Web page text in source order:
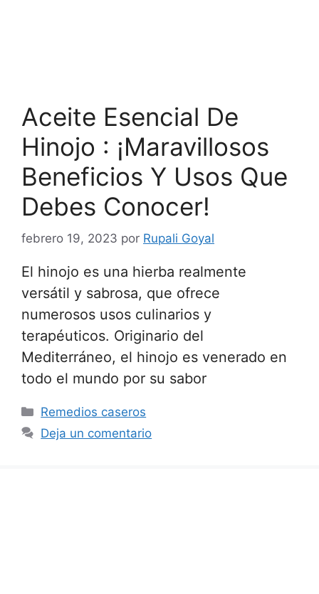
Aceite Esencial De
Hinojo : ¡Maravillosos
Beneficios Y Usos Que
Debes Conocer!
febrero 19, 2023 por Rupali Goyal
El hinojo es una hierba realmente
versátil y sabrosa, que ofrece
numerosos usos culinarios y
terapéuticos. Originario del
Mediterráneo, el hinojo es venerado en
todo el mundo por su sabor
Categorías
Remedios caseros
Deja un comentario